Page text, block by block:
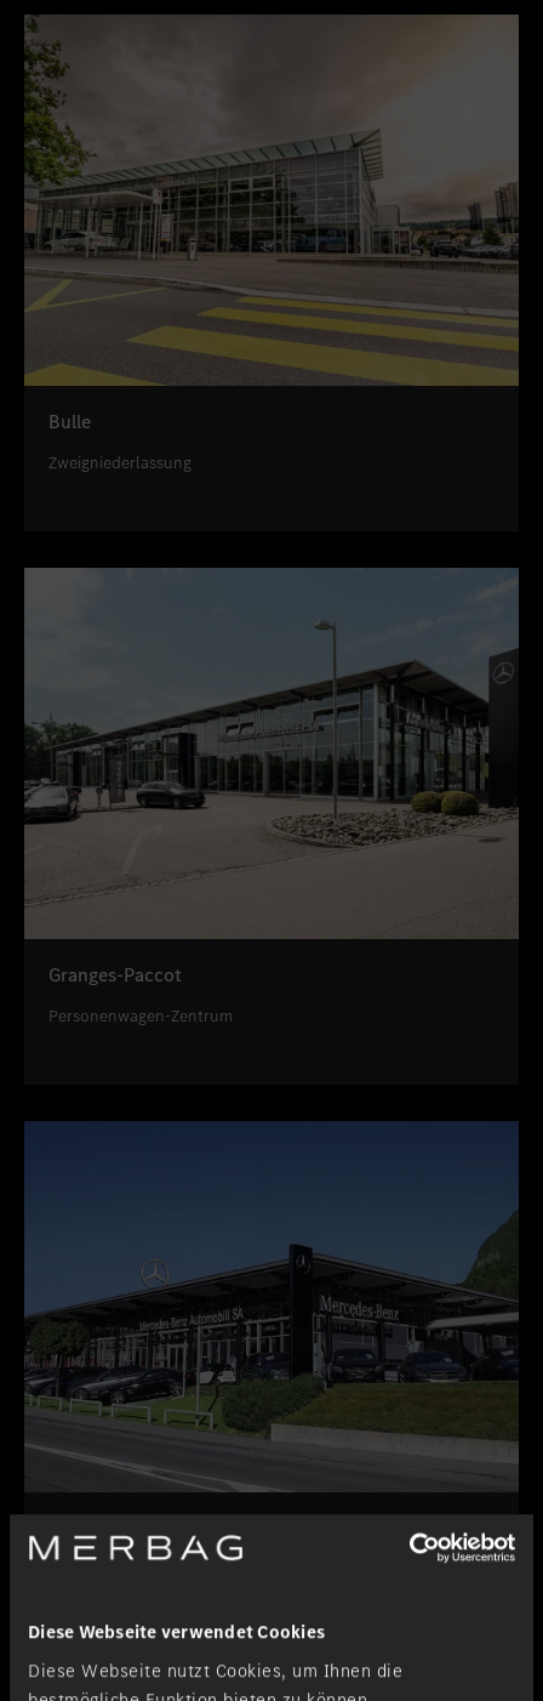
Diese Webseite verwendet Cookies
Diese Webseite nutzt Cookies, um Ihnen die
Bulle
Zweigniederlassung
Granges-Paccot
Personenwagen-Zentrum